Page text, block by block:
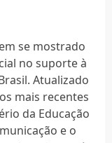
se mostrado
no suporte à
Atualizado
mais recentes
da Educação
e o